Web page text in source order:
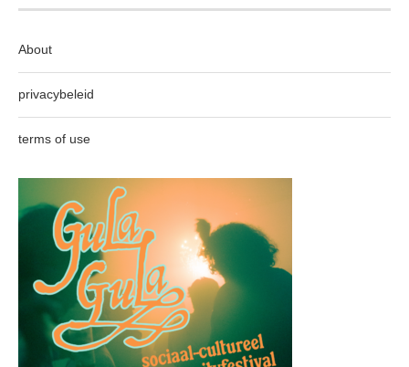
About
privacybeleid
terms of use